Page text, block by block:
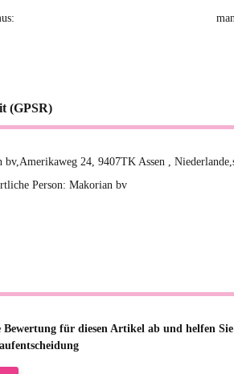
(GPSR)
24, 9407TK Assen ,
Person: Makorian bv
Bewertung für diesen Artikel ab und helfen Sie